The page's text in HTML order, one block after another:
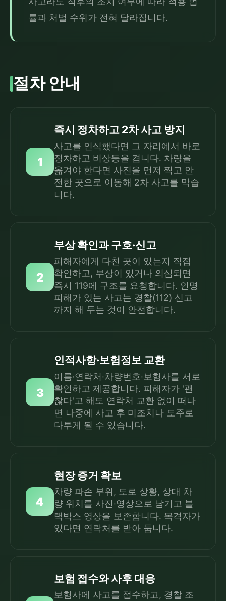
률과 처벌 수위가 전혀 달라집니다.
절차 안내
1
즉시 정차하고 2차 사고 방지
사고를 인식했다면 그 자리에서 바로
정차하고 비상등을 켭니다. 차량을
옮겨야 한다면 사진을 먼저 찍고 안
전한 곳으로 이동해 2차 사고를 막습
니다.
2
부상 확인과 구호·신고
피해자에게 다친 곳이 있는지 직접
확인하고, 부상이 있거나 의심되면
즉시 119에 구조를 요청합니다. 인명
피해가 있는 사고는 경찰(112) 신고
까지 해 두는 것이 안전합니다.
3
인적사항·보험정보 교환
이름·연락처·차량번호·보험사를 서로
확인하고 제공합니다. 피해자가 '괜
찮다'고 해도 연락처 교환 없이 떠나
면 나중에 사고 후 미조치나 도주로
다투게 될 수 있습니다.
4
현장 증거 확보
차량 파손 부위, 도로 상황, 상대 차
량 위치를 사진·영상으로 남기고 블
랙박스 영상을 보존합니다. 목격자가
있다면 연락처를 받아 둡니다.
보험 접수와 사후 대응
보험사에 사고를 접수하고, 경찰 조